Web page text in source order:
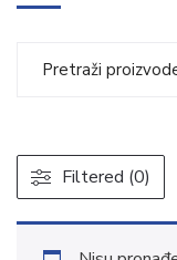
Filtered (0)